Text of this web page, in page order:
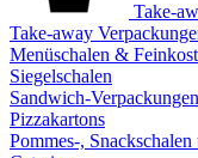
Take-
Take-away
Menüschalen &
Siegelschalen
Sandwich-Verpackungen
Pizzakartons
Pommes-, Snackschalen